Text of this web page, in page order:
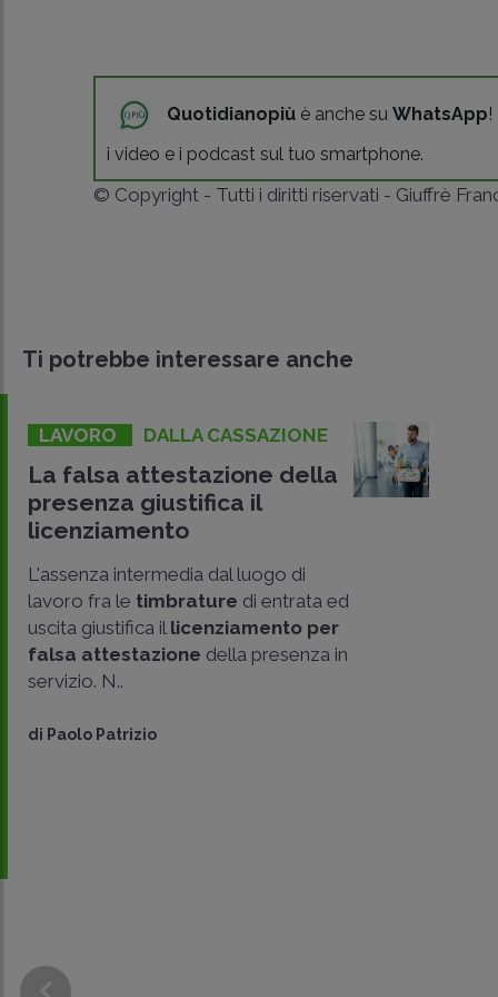
Quotidianopiù è anche suWhatsApp!
i video e i podcast sul tuo smartphone.
© Copyright - Tutti i diritti riservati - Giuffrè
Ti potrebbe interessare anche
LAVORO DALLA CASSAZIONE
La falsa attestazione della
presenza giustifica il
licenziamento
L'assenza intermedia dal luogo di
lavoro fra le timbrature di entrata ed
uscita giustifica il licenziamento per
falsa attestazione della presenza in
servizio. N..
di Paolo Patrizio